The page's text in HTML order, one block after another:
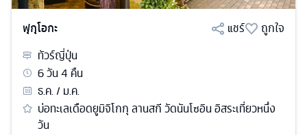
ฟุกุโอกะ แชร์
ถูกใจ
ทัวร์ญี่ปุ่น
6วัน4 คืน
ธ.ค. / ม.ค.
บ่อทะเลเดือดยูมิจิโกกุ ลานสกี วัดนันโซอิน อิสระเที่ยวหนึ่ง
วัน